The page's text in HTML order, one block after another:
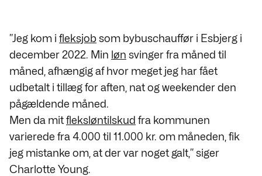
”Jeg kom i fleksjobsom bybuschauffør i Esbjerg i
december 2022. Min løn svinger fra måned til
måned, afhængig af hvor meget jeg har fået
udbetalt i tillæg for aften, nat og weekender den
pågældende måned.
Men da mitfleksløntilskud fra kommunen
varierede fra 4.000 til 11.000 kr. om måneden, fik
jeg mistanke om, at der var noget galt,” siger
Charlotte Young.